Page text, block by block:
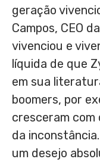
geração
Campos, CEO
vivenciou e
líquida de que
em sua
boomers, por
cresceram com
da
um desejo